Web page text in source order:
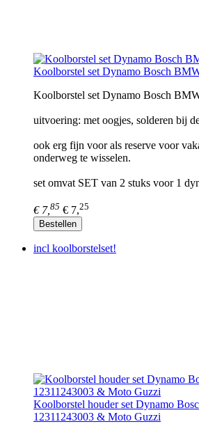
Koolborstel set Dynamo Bosch
Koolborstel set Dynamo Bosch
uitvoering: met oogjes, solderen bij
ook erg fijn voor als reserve voor
onderweg te wisselen.
set omvat SET van 2 stuks voor 1
€ 7, 85 € 7,25
Bestellen
incl koolborstelset!
Koolborstel houder set Dynamo
12311243003 & Moto Guzzi